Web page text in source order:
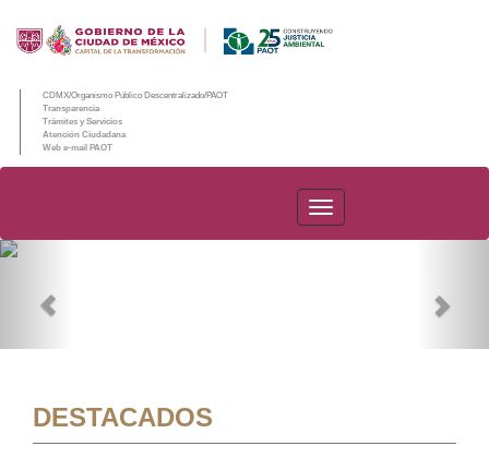
CDMX/Organismo Público Descentralizado/PAOT
Transparencia
Trámites y Servicios
Atención Ciudadana
Web e-mail PAOT
PAOT
DESTACADOS